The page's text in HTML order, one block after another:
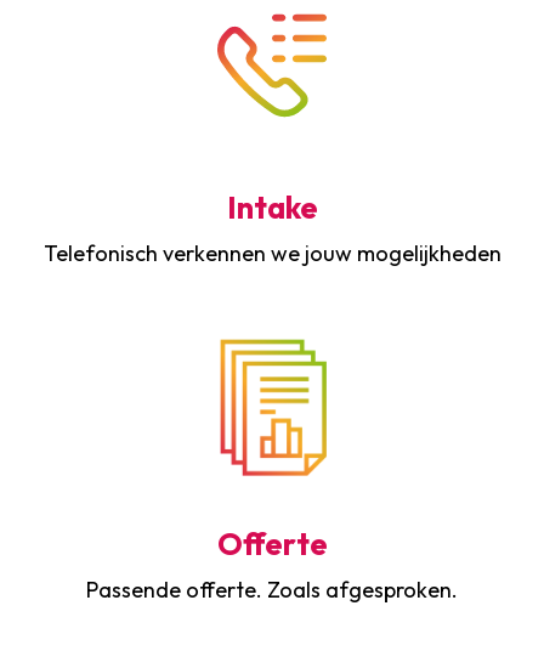
Intake
Telefonisch verkennen we jouw mogelijkheden
Offerte
Passende offerte. Zoals afgesproken.